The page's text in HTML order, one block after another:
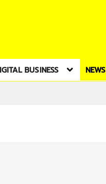
BUSINESS NEWS